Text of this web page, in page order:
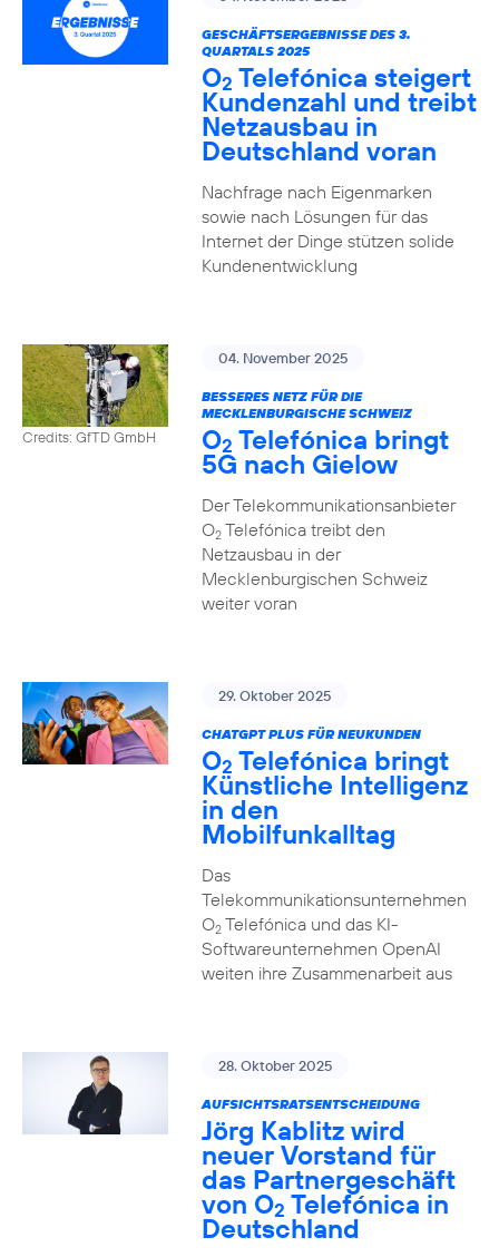
GESCHÄFTSERGEBNISSE DES 3.
QUARTALS 2025
O2 Telefónica steigert
Kundenzahl und treibt
Netzausbau in
Deutschland voran
Nachfrage nach Eigenmarken
sowie nach Lösungen für das
Internet der Dinge stützen solide
Kundenentwicklung
Credits: GfTD GmbH
04. November 2025
BESSERES NETZ FÜR DIE
MECKLENBURGISCHE SCHWEIZ
O2 Telefónica bringt
5G nach Gielow
Der Telekommunikationsanbieter
O2Telefónica treibt den
Netzausbau in der
Mecklenburgischen Schweiz
weiter voran
29. Oktober 2025
CHATGPT PLUS FÜR NEUKUNDEN
O2 Telefónica bringt
Künstliche Intelligenz
in den
Mobilfunkalltag
Das
Telekommunikationsunternehmen
O2Telefónica und das KI-
Softwareunternehmen OpenAI
weiten ihre Zusammenarbeit aus
28. Oktober 2025
AUFSICHTSRATSENTSCHEIDUNG
Jörg Kablitz wird
neuer Vorstand für
das Partnergeschäft
von O2 Telefónica in
Deutschland